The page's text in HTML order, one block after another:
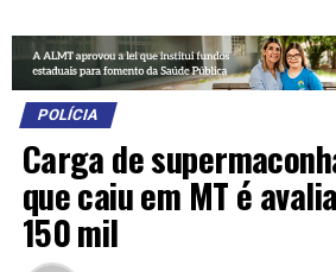
POLÍCIA
Carga de
que caiu em MT é
150 mil